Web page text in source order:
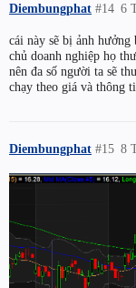
Diembungphat 6
#14
cái này sẽ bị ảnh
chủ doanh nghiệp họ
nên đa số người ta sẽ
chạy theo giá và thông
Diembungphat 8
#15